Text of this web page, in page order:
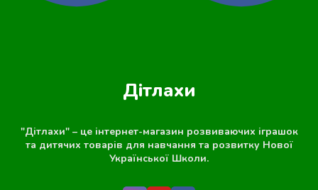
Дітлахи
"Дітлахи" – це інтернет-магазин розвиваючих іграшок
та дитячих товарів для навчання та розвитку Нової
Української Школи.